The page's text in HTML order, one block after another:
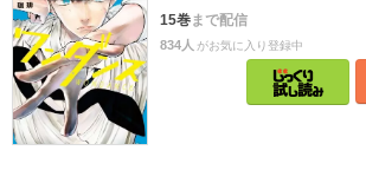
15巻まで配信
834人 がお気に入り登録中